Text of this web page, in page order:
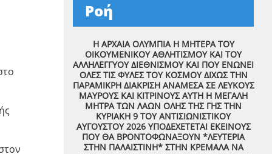
Ροή
Η ΑΡΧΑΙΑ ΟΛΥΜΠΙΑ Η ΜΗΤΕΡΑ ΤΟΥ
ΟΙΚΟΥΜΕΝΙΚΟΥ ΑΘΛΗΤΙΣΜΟΥ ΚΑΙ ΤΟΥ
ΑΛΛΗΛΕΓΓΥΟΥ ΔΙΕΘΝΙΣΜΟΥ ΚΑΙ ΠΟΥ ΕΝΩΝΕΙ
ΟΛΕΣ ΤΙΣ ΦΥΛΕΣ ΤΟΥ ΚΟΣΜΟΥ ΔΙΧΩΣ ΤΗΝ
ΠΑΡΑΜΙΚΡΗ ΔΙΑΚΡΙΣΗ ΑΝΑΜΕΣΑ ΣΕ ΛΕΥΚΟΥΣ
ΜΑΥΡΟΥΣ ΚΑΙ ΚΙΤΡΙΝΟΥΣ ΑΥΤΗ Η ΜΕΓΑΛΗ
ΜΗΤΡΑ ΤΩΝ ΛΑΩΝ ΟΛΗΣ ΤΗΣ ΓΗΣ ΤΗΝ
ΚΥΡΙΑΚΗ 9 ΤΟΥ ΑΝΤΙΣΙΩΝΙΣΤΙΚΟΥ
ΑΥΓΟΥΣΤΟΥ 2026 ΥΠΟΔΕΧΕΤΕΤΑΙ ΕΚΕΙΝΟΥΣ
ΠΟΥ ΘΑ ΒΡΟΝΤΟΦΩΝΑΞΟΥΝ *ΛΕΥΤΕΡΙΑ
ΣΤΗΝ ΠΑΛΑΙΣΤΙΝΗ* ΣΤΗΝ ΚΡΕΜΑΛΑ ΝΑ